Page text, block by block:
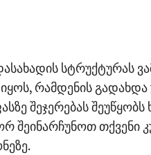
სტრუქტურას
რამდენის გადახდა
შეჯერებას
შეინარჩუნოთ თქვენი